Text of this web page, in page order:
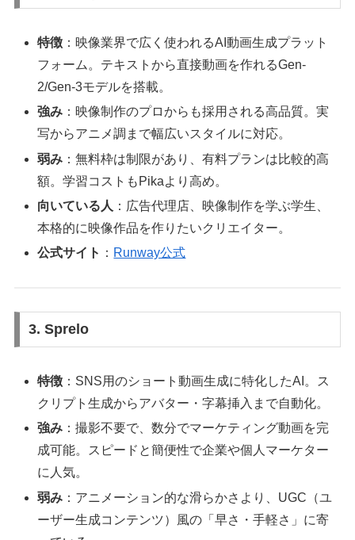
特徴 ：映像業界で広く使われるAI動画生成プラット
フォーム。テキストから直接動画を作れるGen-
2/Gen-3モデルを搭載。
強み ：映像制作のプロからも採用される高品質。実
写からアニメ調まで幅広いスタイルに対応。
弱み ：無料枠は制限があり、有料プランは比較的高
額。学習コストもPikaより高め。
向いている人 ：広告代理店、映像制作を学ぶ学生、
本格的に映像作品を作りたいクリエイター。
公式サイト ： Runway公式
3. Sprelo
特徴 ：SNS用のショート動画生成に特化したAI。ス
クリプト生成からアバター・字幕挿入まで自動化。
強み ：撮影不要で、数分でマーケティング動画を完
成可能。スピードと簡便性で企業や個人マーケター
に人気。
弱み ：アニメーション的な滑らかさより、UGC（ユ
ーザー生成コンテンツ）風の「早さ・手軽さ」に寄